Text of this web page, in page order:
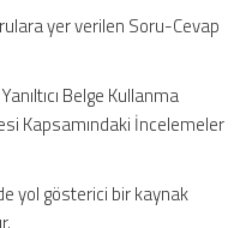
yer verilen Soru-Cevap
Belge Kullanma
Kapsamındaki İncelemeler
yol gösterici bir kaynak